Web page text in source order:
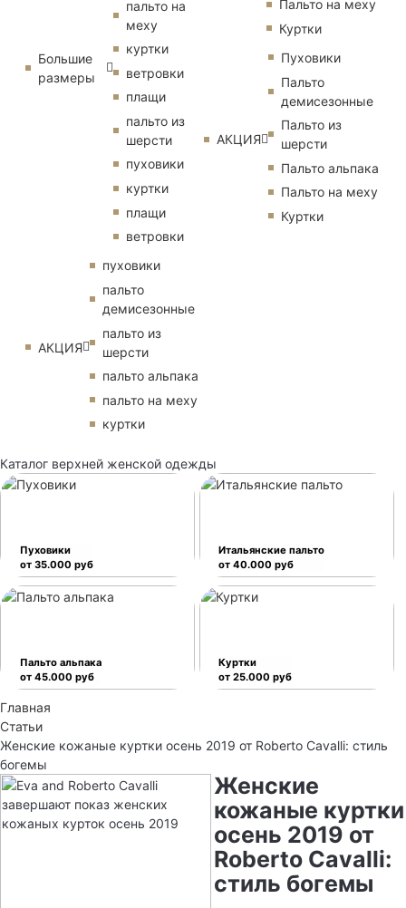
Большие
размеры
пальто на
меху
куртки
ветровки
плащи
пальто из
шерсти
пуховики
куртки
плащи
ветровки
АКЦИЯ
пуховики
пальто
демисезонные
пальто из
шерсти
пальто альпака
пальто на меху
куртки
Пальто на меху
Куртки
АКЦИЯ
Пуховики
Пальто
демисезонные
Пальто из
шерсти
Пальто альпака
Пальто на меху
Куртки
Каталог верхней женской одежды
Пуховики
от 35.000 руб
Итальянские пальто
от 40.000 руб
Пальто альпака
от 45.000 руб
Куртки
от 25.000 руб
Главная
Статьи
Женские кожаные куртки осень 2019 от Roberto Cavalli: стиль
богемы
Женские
кожаные куртки
осень 2019 от
Roberto Cavalli:
стиль богемы